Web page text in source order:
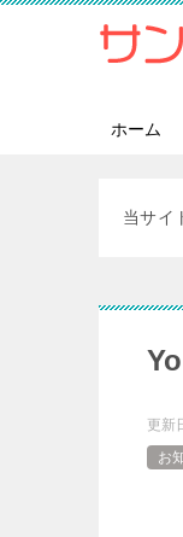
ホーム
当サイ
更新
お